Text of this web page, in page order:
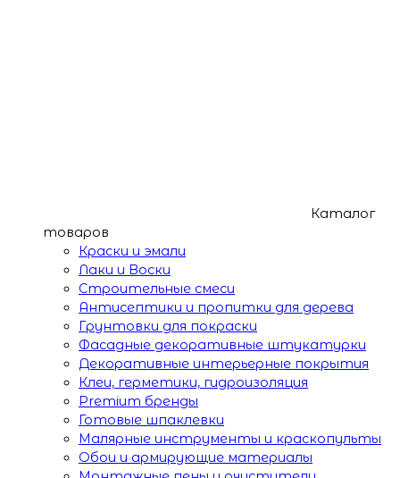
Каталог
товаров
Краски и эмали
Лаки и Воски
Строительные смеси
Антисептики и пропитки для дерева
Грунтовки для покраски
Фасадные декоративные штукатурки
Декоративные интерьерные покрытия
Клеи, герметики, гидроизоляция
Premium бренды
Готовые шпаклевки
Малярные инструменты и краскопульты
Обои и армирующие материалы